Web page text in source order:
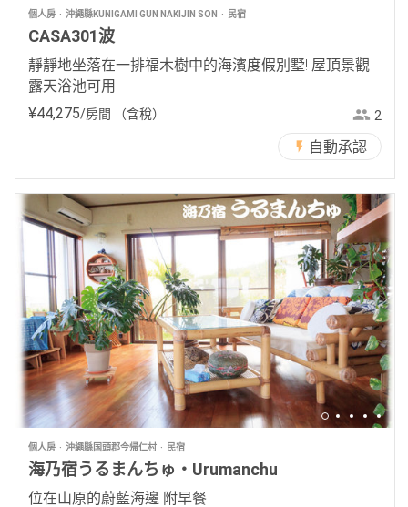
個人房 沖繩縣KUNIGAMI GUN NAKIJIN SON 民宿
CASA301波
靜靜地坐落在一排福木樹中的海濱度假別墅! 屋頂景觀
露天浴池可用!
¥44,275/房間 （含稅） 2
自動承認
個人房 沖繩縣国頭郡今帰仁村 民宿
海乃宿うるまんちゅ・Urumanchu
位在山原的蔚藍海邊 附早餐